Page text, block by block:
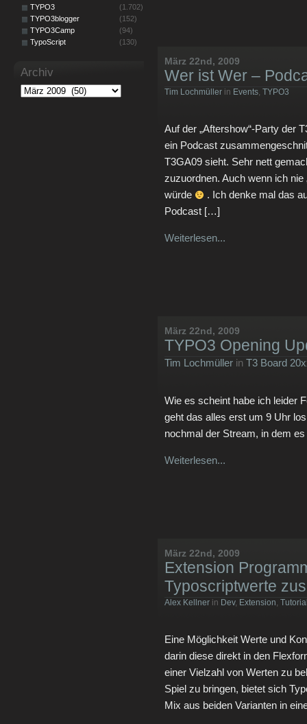
März 22nd, 2009
Wer ist Wer –
Tim Lochmüller in Events, TYPO3
Auf der „Aftershow“-Party der
ein Podcast
T3GA09 sieht. Sehr nett
zuzuordnen. Auch wenn ich nie
würde
. Ich denke mal das
Podcast […]
Weiterlesen...
März 22nd, 2009
TYPO3 Opening
Tim Lochmüller in T3 Board
Wie es scheint habe ich leider
geht das alles erst um 9 Uhr
nochmal der Stream, in dem
Weiterlesen...
März 22nd, 2009
Extension
Typoscriptwerte
Alex Kellner in Dev, Extension,
Eine Möglichkeit Werte und
darin diese direkt in den
einer Vielzahl von Werten zu
Spiel zu bringen, bietet sich
Mix aus beiden Varianten in
TYPO3
(1.702)
TYPO3blogger
(152)
TYPO3Camp
(94)
TypoScript
(130)
Archiv